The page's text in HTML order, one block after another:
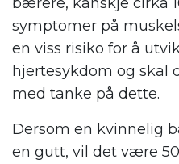
symptomer på
en viss risiko for å
hjertesykdom og skal
med tanke på dette.
Dersom en kvinnelig
en gutt, vil det være